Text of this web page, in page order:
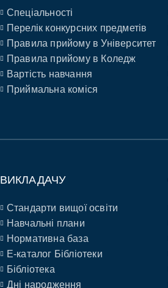
Спеціальності
Перелік конкурсних предметів
Правила прийому в Університет
Правила прийому в Коледж
Вартість навчання
Приймальна коміся
ВИКЛАДАЧУ
Стандарти вищої освіти
Навчальні плани
Нормативна база
E-каталог Бібліотеки
Бібліотека
Дні народження